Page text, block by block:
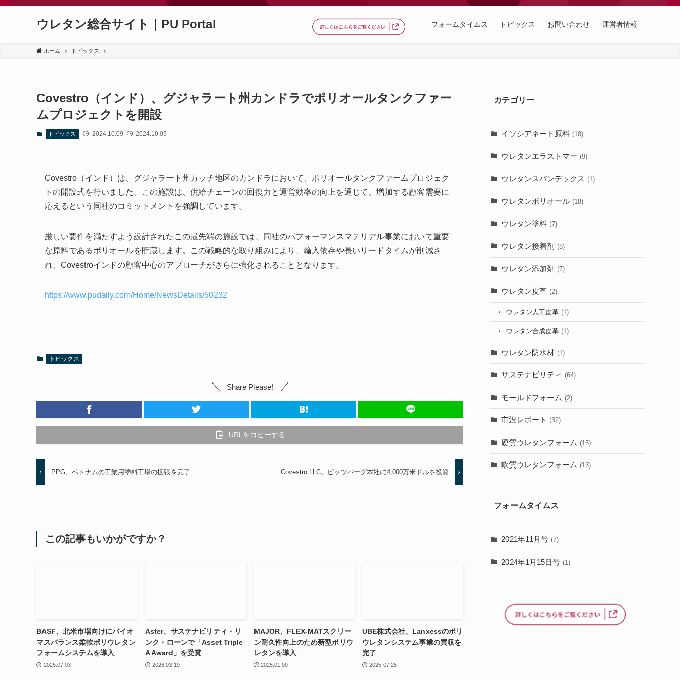
ウレタン総合サイト｜PU Portal フォームタイムス トピックス お問い合わせ 運営者情報
ホーム トピックス
Covestro（インド）、グジャラート州カンドラでポリオールタンクファー
ムプロジェクトを開設
トピックス 2024.10.09 2024.10.09
Covestro（インド）は、グジャラート州カッチ地区のカンドラにおいて、ポリオールタンクファームプロジェク
トの開設式を行いました。この施設は、供給チェーンの回復力と運営効率の向上を通じて、増加する顧客需要に
応えるという同社のコミットメントを強調しています。
厳しい要件を満たすよう設計されたこの最先端の施設では、同社のパフォーマンスマテリアル事業において重要
な原料であるポリオールを貯蔵します。この戦略的な取り組みにより、輸入依存や長いリードタイムが削減さ
れ、Covestroインドの顧客中心のアプローチがさらに強化されることとなります。
https://www.pudaily.com/Home/NewsDetails/50232
トピックス
Share Please!
URLをコピーする
PPG、ベトナムの工業用塗料工場の拡張を完了 Covestro LLC、ピッツバーグ本社に4,000万米ドルを投資
この記事もいかがですか？
BASF、北米市場向けにバイオ
マスバランス柔軟ポリウレタン
フォームシステムを導入
2025.07.03
Aster、サステナビリティ・リ
ンク・ローンで「Asset Triple
A Award」を受賞
2026.03.19
MAJOR、FLEX-MATスクリー
ン耐久性向上のため新型ポリウ
レタンを導入
2025.01.09
UBE株式会社、Lanxessのポリ
ウレタンシステム事業の買収を
完了
2025.07.25
カテゴリー
イソシアネート原料 (18)
ウレタンエラストマー (9)
ウレタンスパンデックス (1)
ウレタンポリオール (18)
ウレタン塗料 (7)
ウレタン接着剤 (8)
ウレタン添加剤 (7)
ウレタン皮革 (2)
ウレタン人工皮革 (1)
ウレタン合成皮革 (1)
ウレタン防水材 (1)
サステナビリティ (64)
モールドフォーム (2)
市況レポート (32)
硬質ウレタンフォーム (15)
軟質ウレタンフォーム (13)
フォームタイムス
2021年11月号 (7)
2024年1月15日号 (1)